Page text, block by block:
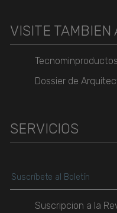
VISITE TAMBIEN
Dossier de
SERVICIOS
Suscripcion a la